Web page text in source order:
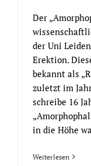
Der
der Uni
Erektion.
bekannt als
zuletzt im
schreibe 16
in die Höhe
Weiterlesen